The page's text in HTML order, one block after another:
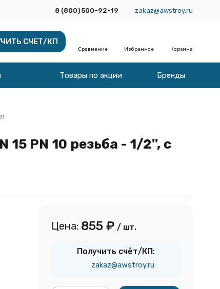
8 (800) 500-92-19 zakaz@awstroy.ru
СЧЕТ/КП
Сравнение Избранное Корзина
Товары по акции Бренды
PN 10 резьба - 1/2'', с
Цена: 855 ₽ / шт.
Получить счёт/КП:
zakaz@awstroy.ru